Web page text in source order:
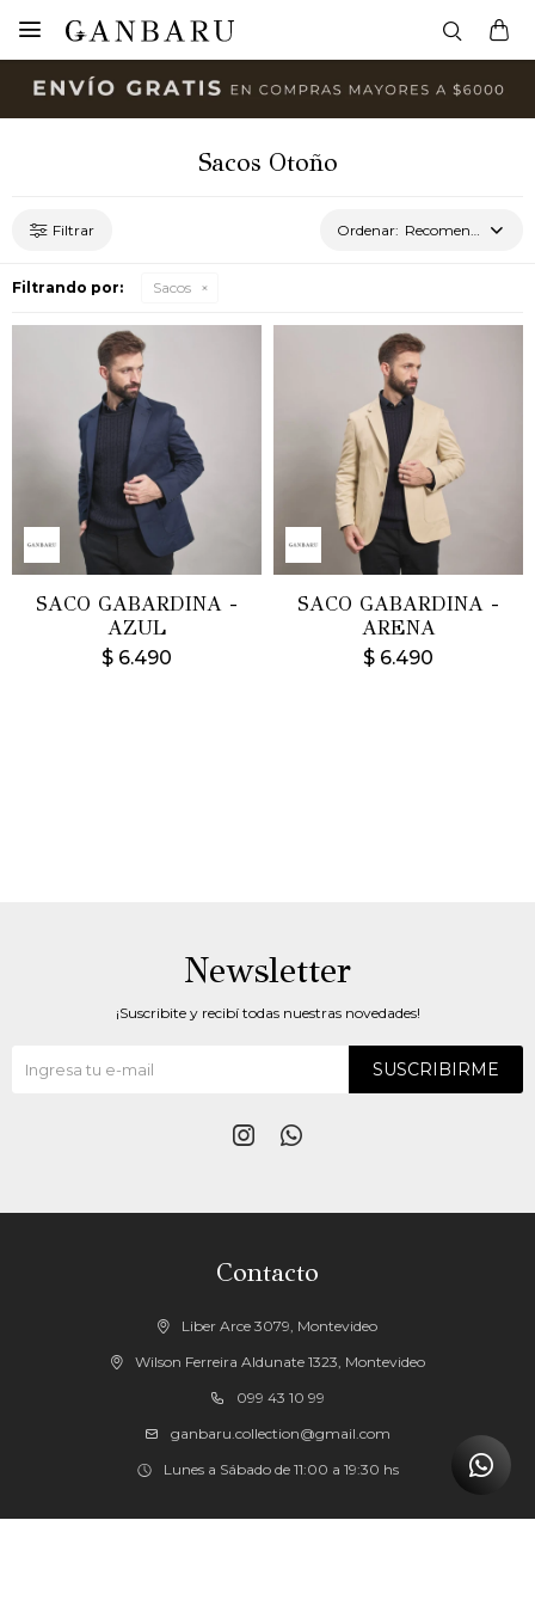

Sacos Otoño
Recomendados
Filtrando por: Sacos
SACO GABARDINA -
AZUL
$ 6.490
SACO GABARDINA -
ARENA
$ 6.490
Contacto
Liber Arce 3079, Montevideo
Wilson Ferreira Aldunate 1323, Montevideo
099 43 10 99
ganbaru.collection@gmail.com
Lunes a Sábado de 11:00 a 19:30 hs
Newsletter
¡Suscribite y recibí todas nuestras novedades!
SUSCRIBIRME
 